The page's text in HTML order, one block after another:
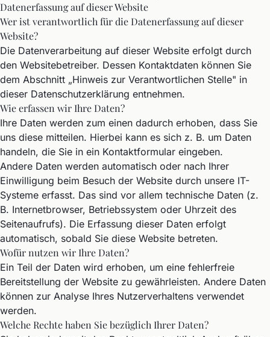
Datenerfassung auf dieser Website
Wer ist verantwortlich für die Datenerfassung auf dieser
Website?
Die Datenverarbeitung auf dieser Website erfolgt durch
den Websitebetreiber. Dessen Kontaktdaten können Sie
dem Abschnitt „Hinweis zur Verantwortlichen Stelle" in
dieser Datenschutzerklärung entnehmen.
Wie erfassen wir Ihre Daten?
Ihre Daten werden zum einen dadurch erhoben, dass Sie
uns diese mitteilen. Hierbei kann es sich z. B. um Daten
handeln, die Sie in ein Kontaktformular eingeben.
Andere Daten werden automatisch oder nach Ihrer
Einwilligung beim Besuch der Website durch unsere IT-
Systeme erfasst. Das sind vor allem technische Daten (z.
B. Internetbrowser, Betriebssystem oder Uhrzeit des
Seitenaufrufs). Die Erfassung dieser Daten erfolgt
automatisch, sobald Sie diese Website betreten.
Wofür nutzen wir Ihre Daten?
Ein Teil der Daten wird erhoben, um eine fehlerfreie
Bereitstellung der Website zu gewährleisten. Andere Daten
können zur Analyse Ihres Nutzerverhaltens verwendet
werden.
Welche Rechte haben Sie bezüglich Ihrer Daten?